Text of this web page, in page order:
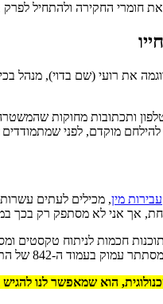
חומרי החקירה ולהתחיל לפרק
את רועי (שם בדוי),
טלפון ותכתובות מחוקות
מוקדם, לפני
עבירות מין, מכילים לעתים עשרות
אך אני לא מסתפק רק
חכמות לניתוח טקסטים
מול גורמי האכיפה והתביעה, כמו גם מול
הוא שמאפשר לנו